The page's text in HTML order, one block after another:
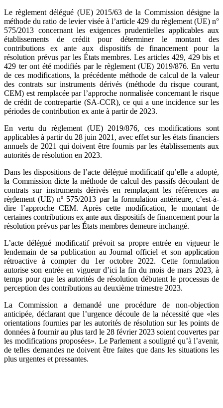
Le règlement délégué (UE) 2015/63 de la Commission désigne la
méthode du ratio de levier visée à l’article 429 du règlement (UE) n°
575/2013 concernant les exigences prudentielles applicables aux
établissements de crédit pour déterminer le montant des
contributions ex ante aux dispositifs de financement pour la
résolution prévus par les États membres. Les articles 429, 429 bis et
429 ter ont été modifiés par le règlement (UE) 2019/876. En vertu
de ces modifications, la précédente méthode de calcul de la valeur
des contrats sur instruments dérivés (méthode du risque courant,
CEM) est remplacée par l’approche normalisée concernant le risque
de crédit de contrepartie (SA-CCR), ce qui a une incidence sur les
périodes de contribution ex ante à partir de 2023.
En vertu du règlement (UE) 2019/876, ces modifications sont
applicables à partir du 28 juin 2021, avec effet sur les états financiers
annuels de 2021 qui doivent être fournis par les établissements aux
autorités de résolution en 2023.
Dans les dispositions de l’acte délégué modificatif qu’elle a adopté,
la Commission dicte la méthode de calcul des passifs découlant de
contrats sur instruments dérivés en remplaçant les références au
règlement (UE) nº 575/2013 par la formulation antérieure, c’est-à-
dire l’approche CEM. Après cette modification, le montant de
certaines contributions ex ante aux dispositifs de financement pour la
résolution prévus par les États membres demeure inchangé.
L’acte délégué modificatif prévoit sa propre entrée en vigueur le
lendemain de sa publication au Journal officiel et son application
rétroactive à compter du 1er octobre 2022. Cette formulation
autorise son entrée en vigueur d’ici la fin du mois de mars 2023, à
temps pour que les autorités de résolution débutent le processus de
perception des contributions au deuxième trimestre 2023.
La Commission a demandé une procédure de non-objection
anticipée, déclarant que l’urgence découle de la nécessité que «les
orientations fournies par les autorités de résolution sur les points de
données à fournir au plus tard le 28 février 2023 soient couvertes par
les modifications proposées». Le Parlement a souligné qu’à l’avenir,
de telles demandes ne doivent être faites que dans les situations les
plus urgentes et pressantes.